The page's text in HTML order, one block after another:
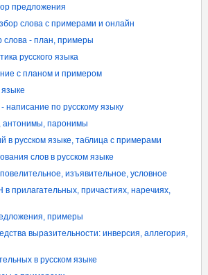
предложения
слова с примерами и онлайн
слова - план, примеры
русского языка
с планом и примером
написание по русскому языку
паронимы
в русском языке, таблица с примерами
слов в русском языке
изъявительное, условное
прилагательных, причастиях, наречиях,
примеры
выразительности: инверсия, аллегория,
в русском языке